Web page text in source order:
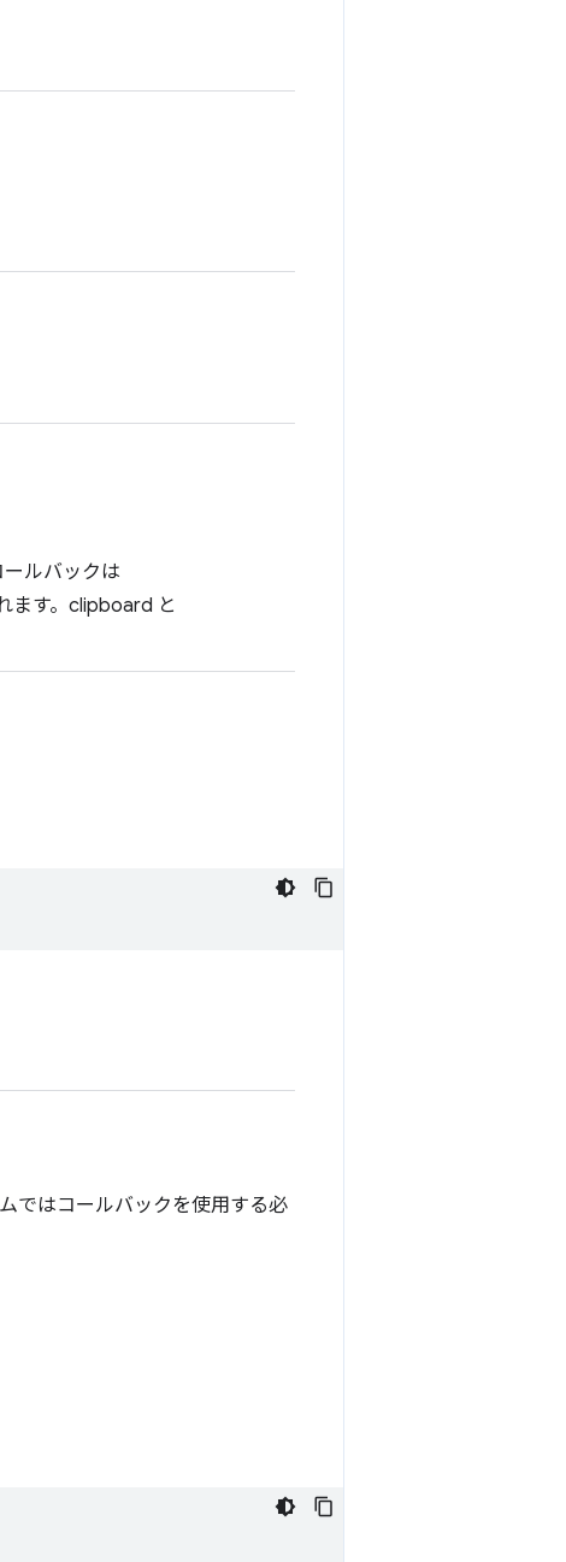
ルバックは
ます。clipboard と
ではコールバックを使用する必